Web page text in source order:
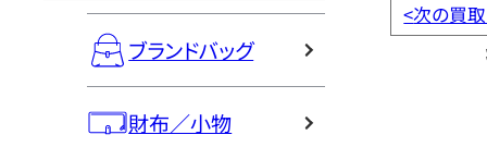
ブランドバッグ
財布／小物
<次の買